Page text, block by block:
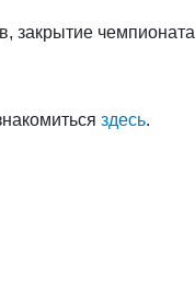
закрытие чемпионата
здесь.